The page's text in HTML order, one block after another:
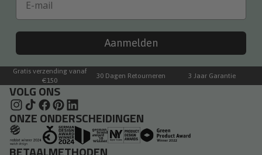
Aanmelden
Gratis verzending vanaf
€150
30 Dagen Retourneren 3 Jaar Garantie
VOLG ONS
ONZE ONDERSCHEIDINGEN